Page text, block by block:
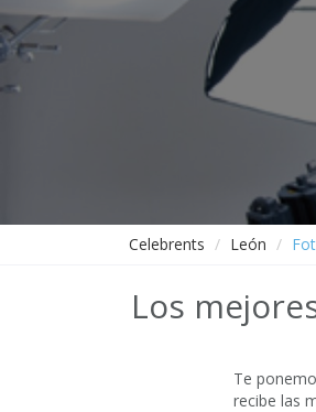
Celebrents León
Los
Te
recibe las